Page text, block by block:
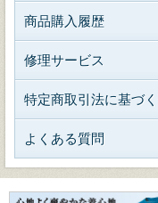
商品購入履歴
修理サービス
特定商取引法に基づ
よくある質問